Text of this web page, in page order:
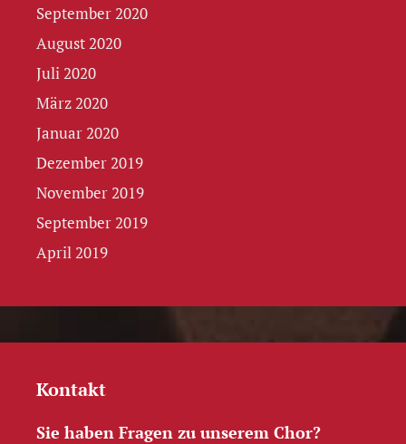
September 2020
August 2020
Juli 2020
März 2020
Januar 2020
Dezember 2019
November 2019
September 2019
April 2019
Kontakt
Sie haben Fragen zu unserem Chor?